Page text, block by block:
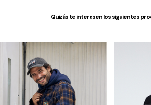
Quizás te interesen los siguientes